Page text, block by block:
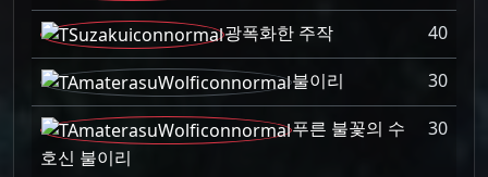
광폭화한 주작
40
불이리
30
푸른 불꽃의 수
호신 불이리
30